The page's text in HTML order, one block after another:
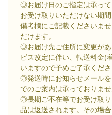
◎お届け日のご指定は承っ
お受け取りいただけない期
備考欄にご記載くださいま
だけます。
◎お届け先ご住所に変更が
ビス改定に伴い、転送料金(
いますので予めご了承くださ
◎発送時にお知らせメール
でのご案内は承っておりま
◎長期ご不在等でお受け取
品は返送されます。その場